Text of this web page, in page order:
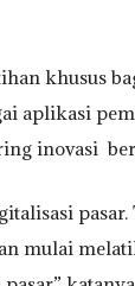
khusus
aplikasi
inovasi
mulai